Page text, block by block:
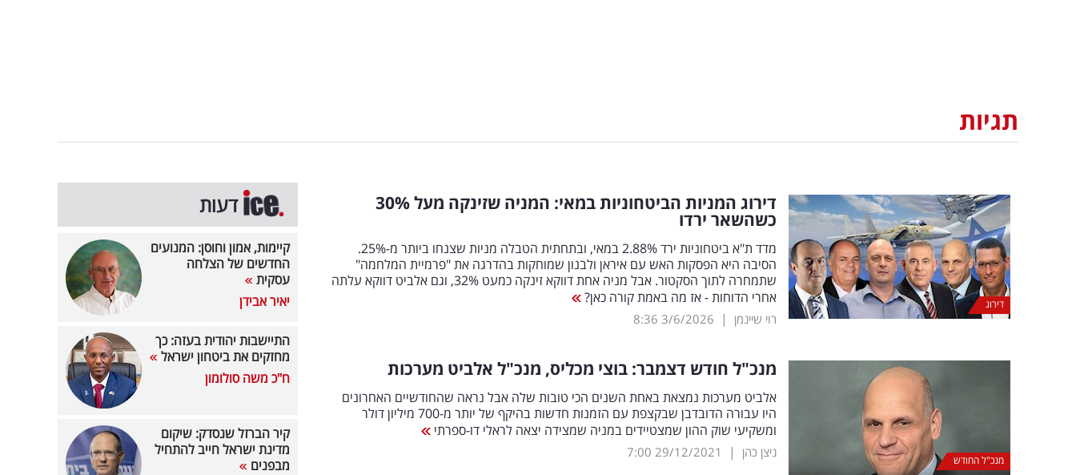
תגיות
דירוג
דירוג המניות הביטחוניות במאי: המניה שזינקה מעל 30%
כשהשאר ירדו
מדד ת"א ביטחוניות ירד 2.88% במאי, ובתחתית הטבלה מניות שצנחו ביותר מ-25%.
הסיבה היא הפסקות האש עם איראן ולבנון שמוחקות בהדרגה את "פרמיית המלחמה"
שתמחרה לתוך הסקטור. אבל מניה אחת דווקא זינקה כמעט 32%, וגם אלביט דווקא עלתה
אחרי הדוחות - אז מה באמת קורה כאן?
רוי שיינמן |
3/6/2026
8:36
מנכ"ל החודש
מנכ"ל חודש דצמבר: בוצי מכליס, מנכ"ל אלביט מערכות
אלביט מערכות נמצאת באחת השנים הכי טובות שלה אבל נראה שהחודשיים האחרונים
היו עבורה הדובדבן שבקצפת עם הזמנות חדשות בהיקף של יותר מ-700 מיליון דולר
ומשקיעי שוק ההון שמצטיידים במניה שמצידה יצאה לראלי דו-ספרתי
ניצן כהן |
29/12/2021
7:00
דעות
קיימות, אמון וחוסן: המנועים
החדשים של הצלחה
עסקית
יאיר אבידן
התיישבות יהודית בעזה: כך
מחזקים את ביטחון ישראל
ח"כ משה סולומון
קיר הברזל שנסדק: שיקום
מדינת ישראל חייב להתחיל
מבפנים